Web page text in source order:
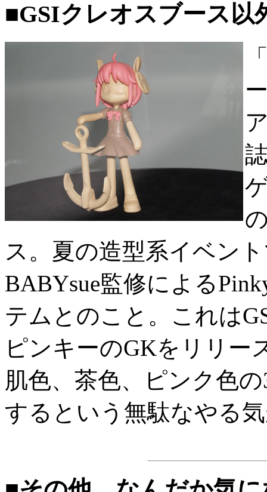
■GSIクレオスブース以
ス。夏の造型系イベン
BABYsue監修による
テムとのこと。これは
ピンキーのGKをリリー
肌色、茶色、ピンク色
するという無駄なやる